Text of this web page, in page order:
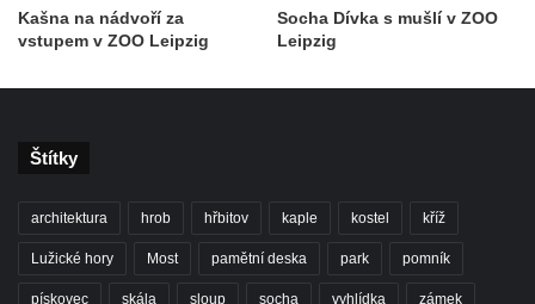
Králové
3. května v Železném Brodě
Kašna na nádvoří za
vstupem v ZOO Leipzig
Socha Dívka s mušlí v ZOO
Leipzig
Štítky
architektura hrob hřbitov kaple kostel kříž
Lužické hory Most pamětní deska park pomník
pískovec skála sloup socha vyhlídka zámek